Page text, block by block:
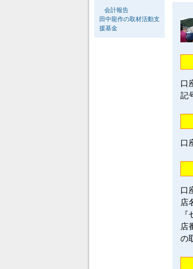
口
記
口
口
店
店
の
会計報告
田中龍作の取材活動支
援基金